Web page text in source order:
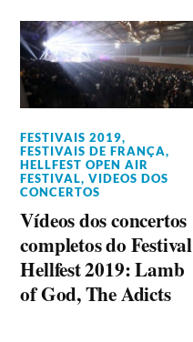
FESTIVAIS 2019,
FESTIVAIS DE FRANÇA,
HELLFEST OPEN AIR
FESTIVAL,VIDEOS DOS
CONCERTOS
Vídeos dos concertos
completos do Festival
Hellfest 2019: Lamb
of God, The Adicts